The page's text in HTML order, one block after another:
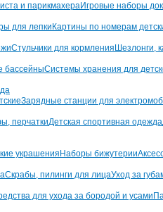
и парикмахераИгровые наборы
для лепки Картины по номерам
Стульчики для кормления Шезлонги,
бассейныСистемы хранения для
Зарядные станции для
перчаткиДетская спортивная одежда
украшения Наборы бижутерии
Скрабы, пилинги для лицаУход за
для ухода за бородой и усами